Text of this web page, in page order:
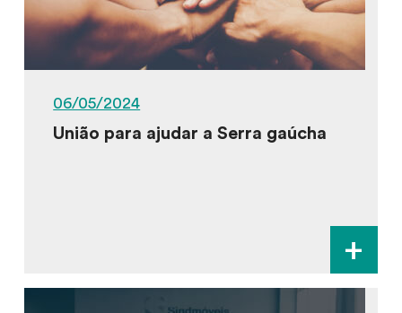
06/05/2024
União para ajudar a Serra gaúcha
+